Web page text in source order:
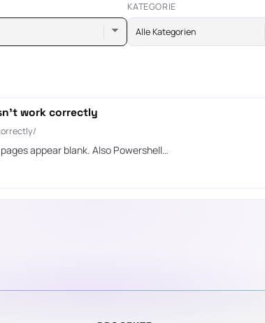
KATEGORIE
Alle Kategorien
work correctly
appear blank. Also Powershell…